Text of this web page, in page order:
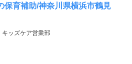
保育補助/神奈川県横浜市鶴見
ッズケア営業部